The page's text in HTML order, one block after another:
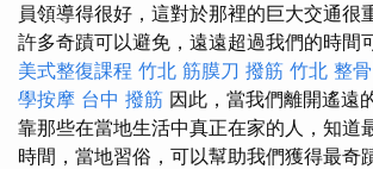
員領導得很好，這對於那裡的巨大交通很
許多奇蹟可以避免，遠遠超過我們的時間
美式整復課程 竹北 筋膜刀 撥筋 竹北 整骨
學按摩 台中 撥筋 因此，當我們離開遙遠
靠那些在當地生活中真正在家的人，知道
時間，當地習俗，可以幫助我們獲得最奇